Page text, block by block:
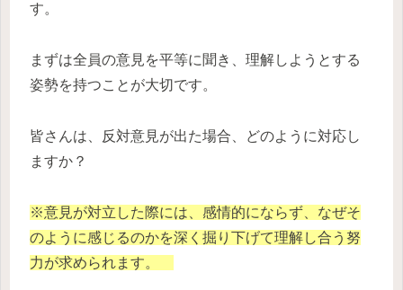
す。
まずは全員の意見を平等に聞き、理解しようとする
姿勢を持つことが大切です。
皆さんは、反対意見が出た場合、どのように対応し
ますか？
※意見が対立した際には、感情的にならず、なぜそ
のように感じるのかを深く掘り下げて理解し合う努
力が求められます。